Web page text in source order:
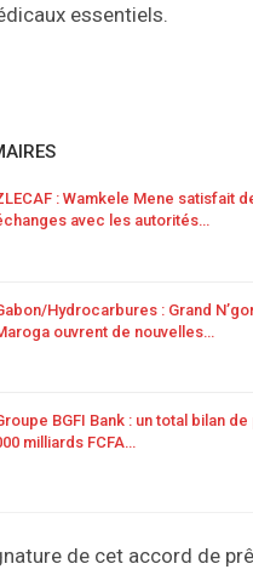
essentiels.
: Wamkele Mene satisfait
avec les autorités…
Hydrocarbures : Grand
ouvrent de nouvelles…
BGFI Bank : un total bilan
milliards FCFA…
de cet accord de